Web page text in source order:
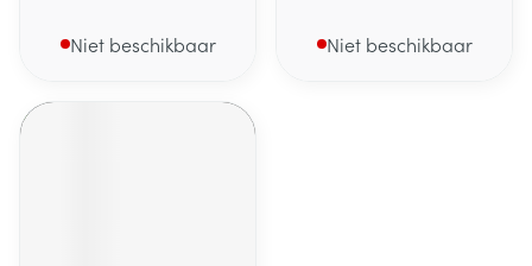
Niet beschikbaar Niet beschikbaar